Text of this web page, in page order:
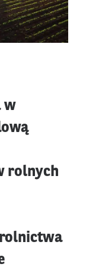
w
rolnych